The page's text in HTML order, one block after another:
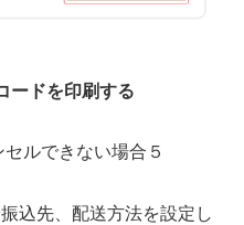
ードを印刷する
込先、配送方法を設定し